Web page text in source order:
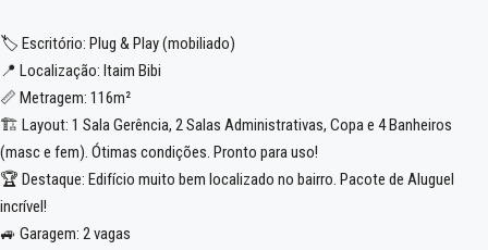
🏷️ Escritório: Plug & Play (mobiliado)
📍 Localização: Itaim Bibi
📏 Metragem: 116m²
🏗️ Layout: 1 Sala Gerência, 2 Salas Administrativas, Copa e 4 Banheiros
(masc e fem). Ótimas condições. Pronto para uso!
🏆 Destaque: Edifício muito bem localizado no bairro. Pacote de Aluguel
incrível!
🚙 Garagem: 2 vagas